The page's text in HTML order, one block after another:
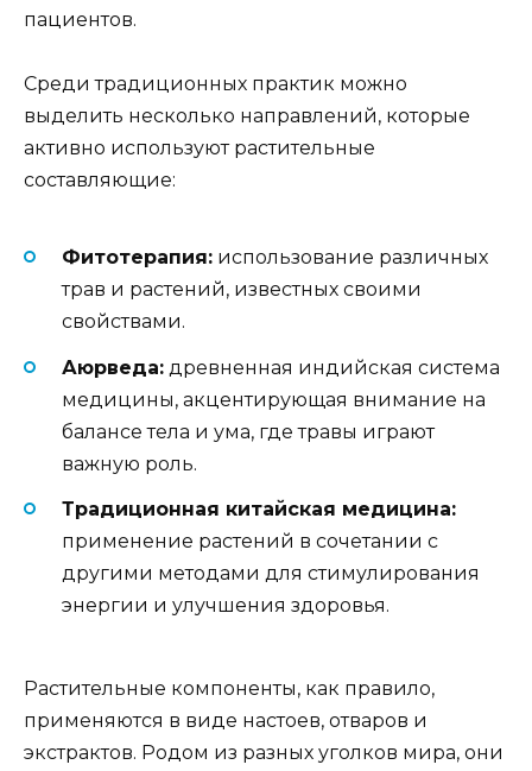
пациентов.
Среди традиционных практик можно
выделить несколько направлений, которые
активно используют растительные
составляющие:
Фитотерапия: использование различных
трав и растений, известных своими
свойствами.
Аюрведа: древненная индийская система
медицины, акцентирующая внимание на
балансе тела и ума, где травы играют
важную роль.
Традиционная китайская медицина:
применение растений в сочетании с
другими методами для стимулирования
энергии и улучшения здоровья.
Растительные компоненты, как правило,
применяются в виде настоев, отваров и
экстрактов. Родом из разных уголков мира, они